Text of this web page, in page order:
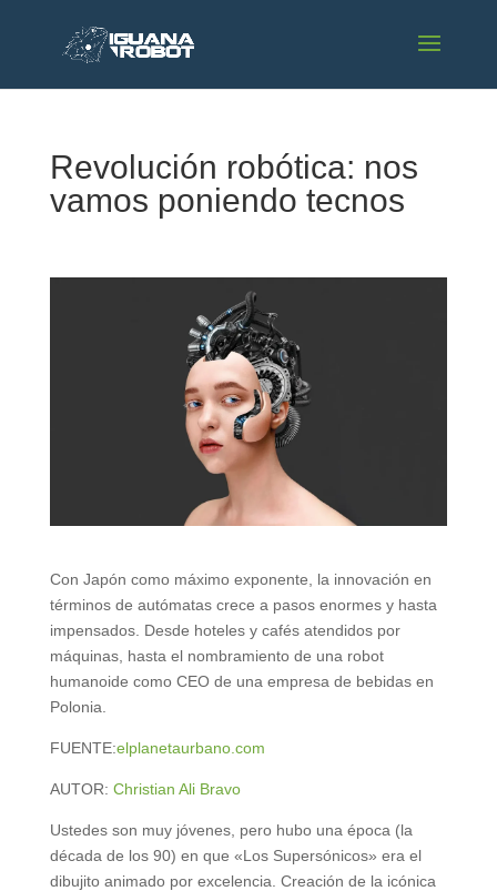
Revolución robótica: nos
vamos poniendo tecnos
Con Japón como máximo exponente, la innovación en
términos de autómatas crece a pasos enormes y hasta
impensados. Desde hoteles y cafés atendidos por
máquinas, hasta el nombramiento de una robot
humanoide como CEO de una empresa de bebidas en
Polonia.
FUENTE:elplanetaurbano.com
AUTOR: Christian Ali Bravo
Ustedes son muy jóvenes, pero hubo una época (la
década de los 90) en que «Los Supersónicos» era el
dibujito animado por excelencia. Creación de la icónica